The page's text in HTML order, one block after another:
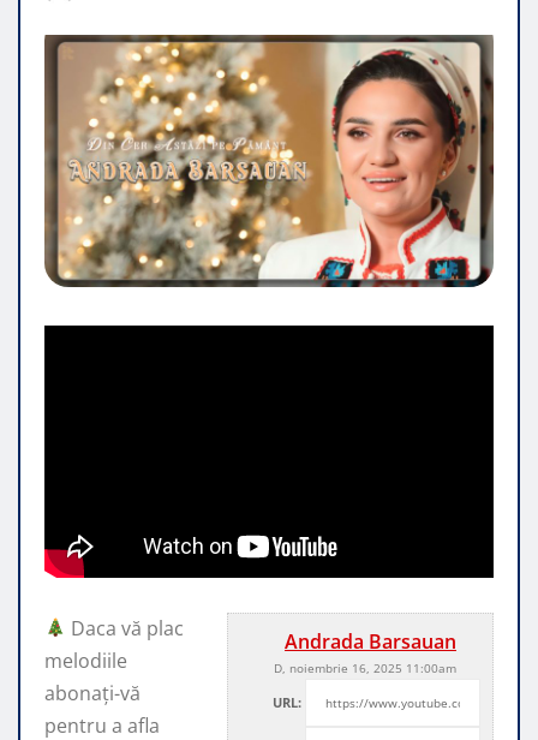
Andrada Barsauan
D, noiembrie 16, 2025 11:00am
URL:
Daca vă plac
melodiile
abonați-vă
pentru a afla